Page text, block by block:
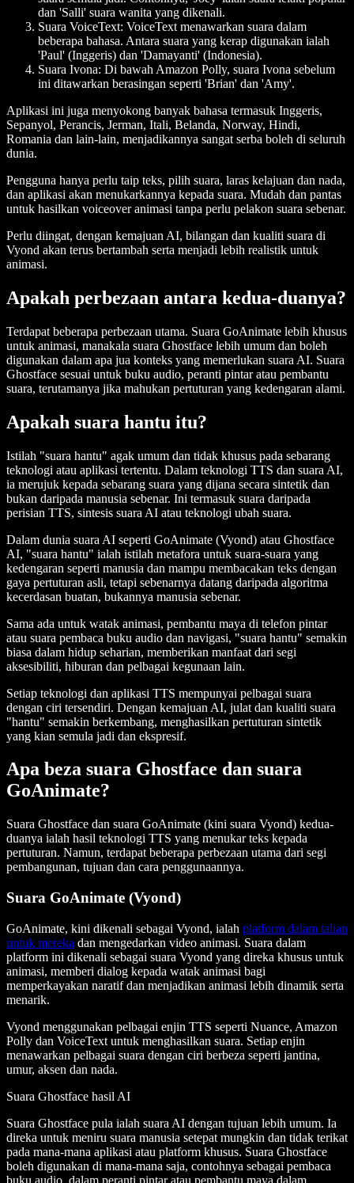
dan 'Salli' suara wanita yang dikenali.
Suara VoiceText: VoiceText menawarkan suara dalam
beberapa bahasa. Antara suara yang kerap digunakan ialah
'Paul' (Inggeris) dan 'Damayanti' (Indonesia).
Suara Ivona: Di bawah Amazon Polly, suara Ivona sebelum
ini ditawarkan berasingan seperti 'Brian' dan 'Amy'.
Aplikasi ini juga menyokong banyak bahasa termasuk Inggeris,
Sepanyol, Perancis, Jerman, Itali, Belanda, Norway, Hindi,
Romania dan lain-lain, menjadikannya sangat serba boleh di seluruh
dunia.
Pengguna hanya perlu taip teks, pilih suara, laras kelajuan dan nada,
dan aplikasi akan menukarkannya kepada suara. Mudah dan pantas
untuk hasilkan voiceover animasi tanpa perlu pelakon suara sebenar.
Perlu diingat, dengan kemajuan AI, bilangan dan kualiti suara di
Vyond akan terus bertambah serta menjadi lebih realistik untuk
animasi.
Apakah perbezaan antara kedua-duanya?
Terdapat beberapa perbezaan utama. Suara GoAnimate lebih khusus
untuk animasi, manakala suara Ghostface lebih umum dan boleh
digunakan dalam apa jua konteks yang memerlukan suara AI. Suara
Ghostface sesuai untuk buku audio, peranti pintar atau pembantu
suara, terutamanya jika mahukan pertuturan yang kedengaran alami.
Apakah suara hantu itu?
Istilah "suara hantu" agak umum dan tidak khusus pada sebarang
teknologi atau aplikasi tertentu. Dalam teknologi TTS dan suara AI,
ia merujuk kepada sebarang suara yang dijana secara sintetik dan
bukan daripada manusia sebenar. Ini termasuk suara daripada
perisian TTS, sintesis suara AI atau teknologi ubah suara.
Dalam dunia suara AI seperti GoAnimate (Vyond) atau Ghostface
AI, "suara hantu" ialah istilah metafora untuk suara-suara yang
kedengaran seperti manusia dan mampu membacakan teks dengan
gaya pertuturan asli, tetapi sebenarnya datang daripada algoritma
kecerdasan buatan, bukannya manusia sebenar.
Sama ada untuk watak animasi, pembantu maya di telefon pintar
atau suara pembaca buku audio dan navigasi, "suara hantu" semakin
biasa dalam hidup seharian, memberikan manfaat dari segi
aksesibiliti, hiburan dan pelbagai kegunaan lain.
Setiap teknologi dan aplikasi TTS mempunyai pelbagai suara
dengan ciri tersendiri. Dengan kemajuan AI, julat dan kualiti suara
"hantu" semakin berkembang, menghasilkan pertuturan sintetik
yang kian semula jadi dan ekspresif.
Apa beza suara Ghostface dan suara
GoAnimate?
Suara Ghostface dan suara GoAnimate (kini suara Vyond) kedua-
duanya ialah hasil teknologi TTS yang menukar teks kepada
pertuturan. Namun, terdapat beberapa perbezaan utama dari segi
pembangunan, tujuan dan cara penggunaannya.
Suara GoAnimate (Vyond)
GoAnimate, kini dikenali sebagai Vyond, ialah platform dalam talian
untuk mereka dan mengedarkan video animasi. Suara dalam
platform ini dikenali sebagai suara Vyond yang direka khusus untuk
animasi, memberi dialog kepada watak animasi bagi
memperkayakan naratif dan menjadikan animasi lebih dinamik serta
menarik.
Vyond menggunakan pelbagai enjin TTS seperti Nuance, Amazon
Polly dan VoiceText untuk menghasilkan suara. Setiap enjin
menawarkan pelbagai suara dengan ciri berbeza seperti jantina,
umur, aksen dan nada.
Suara Ghostface hasil AI
Suara Ghostface pula ialah suara AI dengan tujuan lebih umum. Ia
direka untuk meniru suara manusia setepat mungkin dan tidak terikat
pada mana-mana aplikasi atau platform khusus. Suara Ghostface
boleh digunakan di mana-mana saja, contohnya sebagai pembaca
buku audio, dalam peranti pintar atau pembantu maya dalam